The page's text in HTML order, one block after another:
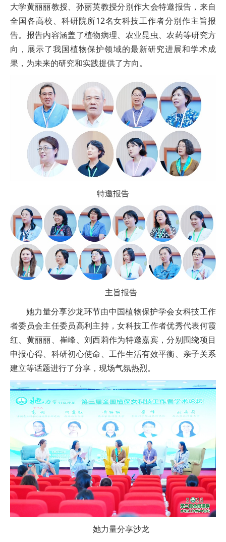
大学黄丽丽教授、孙丽英教授分别作大会特邀报告，来自
全国各高校、科研院所12名女科技工作者分别作主旨报
告。报告内容涵盖了植物病理、农业昆虫、农药等研究方
向，展示了我国植物保护领域的最新研究进展和学术成
果，为未来的研究和实践提供了方向。
特邀报告
主旨报告
她力量分享沙龙环节由中国植物保护学会女科技工作
者委员会主任委员高利主持，女科技工作者优秀代表何霞
红、黄丽丽、崔峰、刘西莉作为特邀嘉宾，分别围绕项目
申报心得、科研初心使命、工作生活有效平衡、亲子关系
建立等话题进行了分享，现场气氛热烈。
她力量分享沙龙